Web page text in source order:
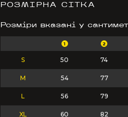
РОЗМІРНА СІТКА
Розміри вказані у
1 2
S 50 74
M 54 77
L 56 79
XL 60 82